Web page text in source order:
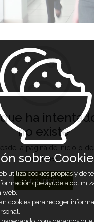
ha
no existe
la página de inicio o
opciones
Ir a Inicio
sobre
utiliza cookies propias y de
que ayude a
web.
cookies para recoger